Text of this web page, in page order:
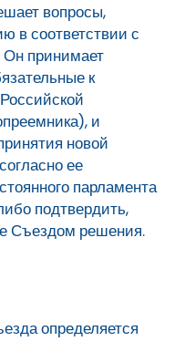
вопросы,
в соответствии с
принимает
к
и
новой
ее
парламента
подтвердить,
Съездом решения.
определяется